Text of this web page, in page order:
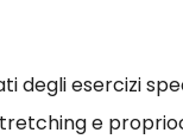
degli esercizi
e